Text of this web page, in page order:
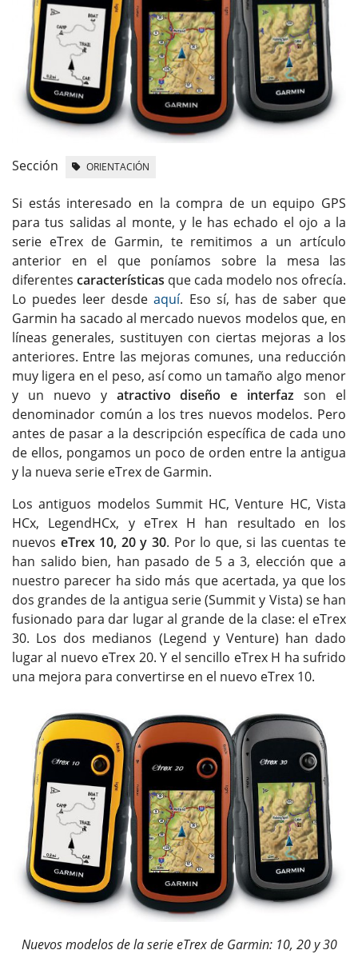
Sección ORIENTACIÓN
Si estás interesado en la compra de un equipo GPS
para tus salidas al monte, y le has echado el ojo a la
serie eTrex de Garmin, te remitimos a un artículo
anterior en el que poníamos sobre la mesa las
diferentes características que cada modelo nos ofrecía.
Lo puedes leer desdeaquí. Eso sí, has de saber que
Garmin ha sacado al mercado nuevos modelos que, en
líneas generales, sustituyen con ciertas mejoras a los
anteriores. Entre las mejoras comunes, una reducción
muy ligera en el peso, así como un tamaño algo menor
y un nuevo y atractivo diseño e interfaz son el
denominador común a los tres nuevos modelos. Pero
antes de pasar a la descripción específica de cada uno
de ellos, pongamos un poco de orden entre la antigua
y la nueva serie eTrex de Garmin.
Los antiguos modelos Summit HC, Venture HC, Vista
HCx, LegendHCx, y eTrex H han resultado en los
nuevos eTrex 10, 20 y 30. Por lo que, si las cuentas te
han salido bien, han pasado de 5 a 3, elección que a
nuestro parecer ha sido más que acertada, ya que los
dos grandes de la antigua serie (Summit y Vista) se han
fusionado para dar lugar al grande de la clase: el eTrex
30. Los dos medianos (Legend y Venture) han dado
lugar al nuevo eTrex 20. Y el sencillo eTrex H ha sufrido
una mejora para convertirse en el nuevo eTrex 10.
Nuevos modelos de la serie eTrex de Garmin: 10, 20 y 30